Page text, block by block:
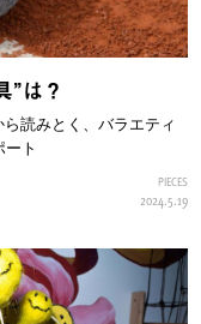
”は？
読みとく、バラエティ
ート
PIECES
2024.5.19